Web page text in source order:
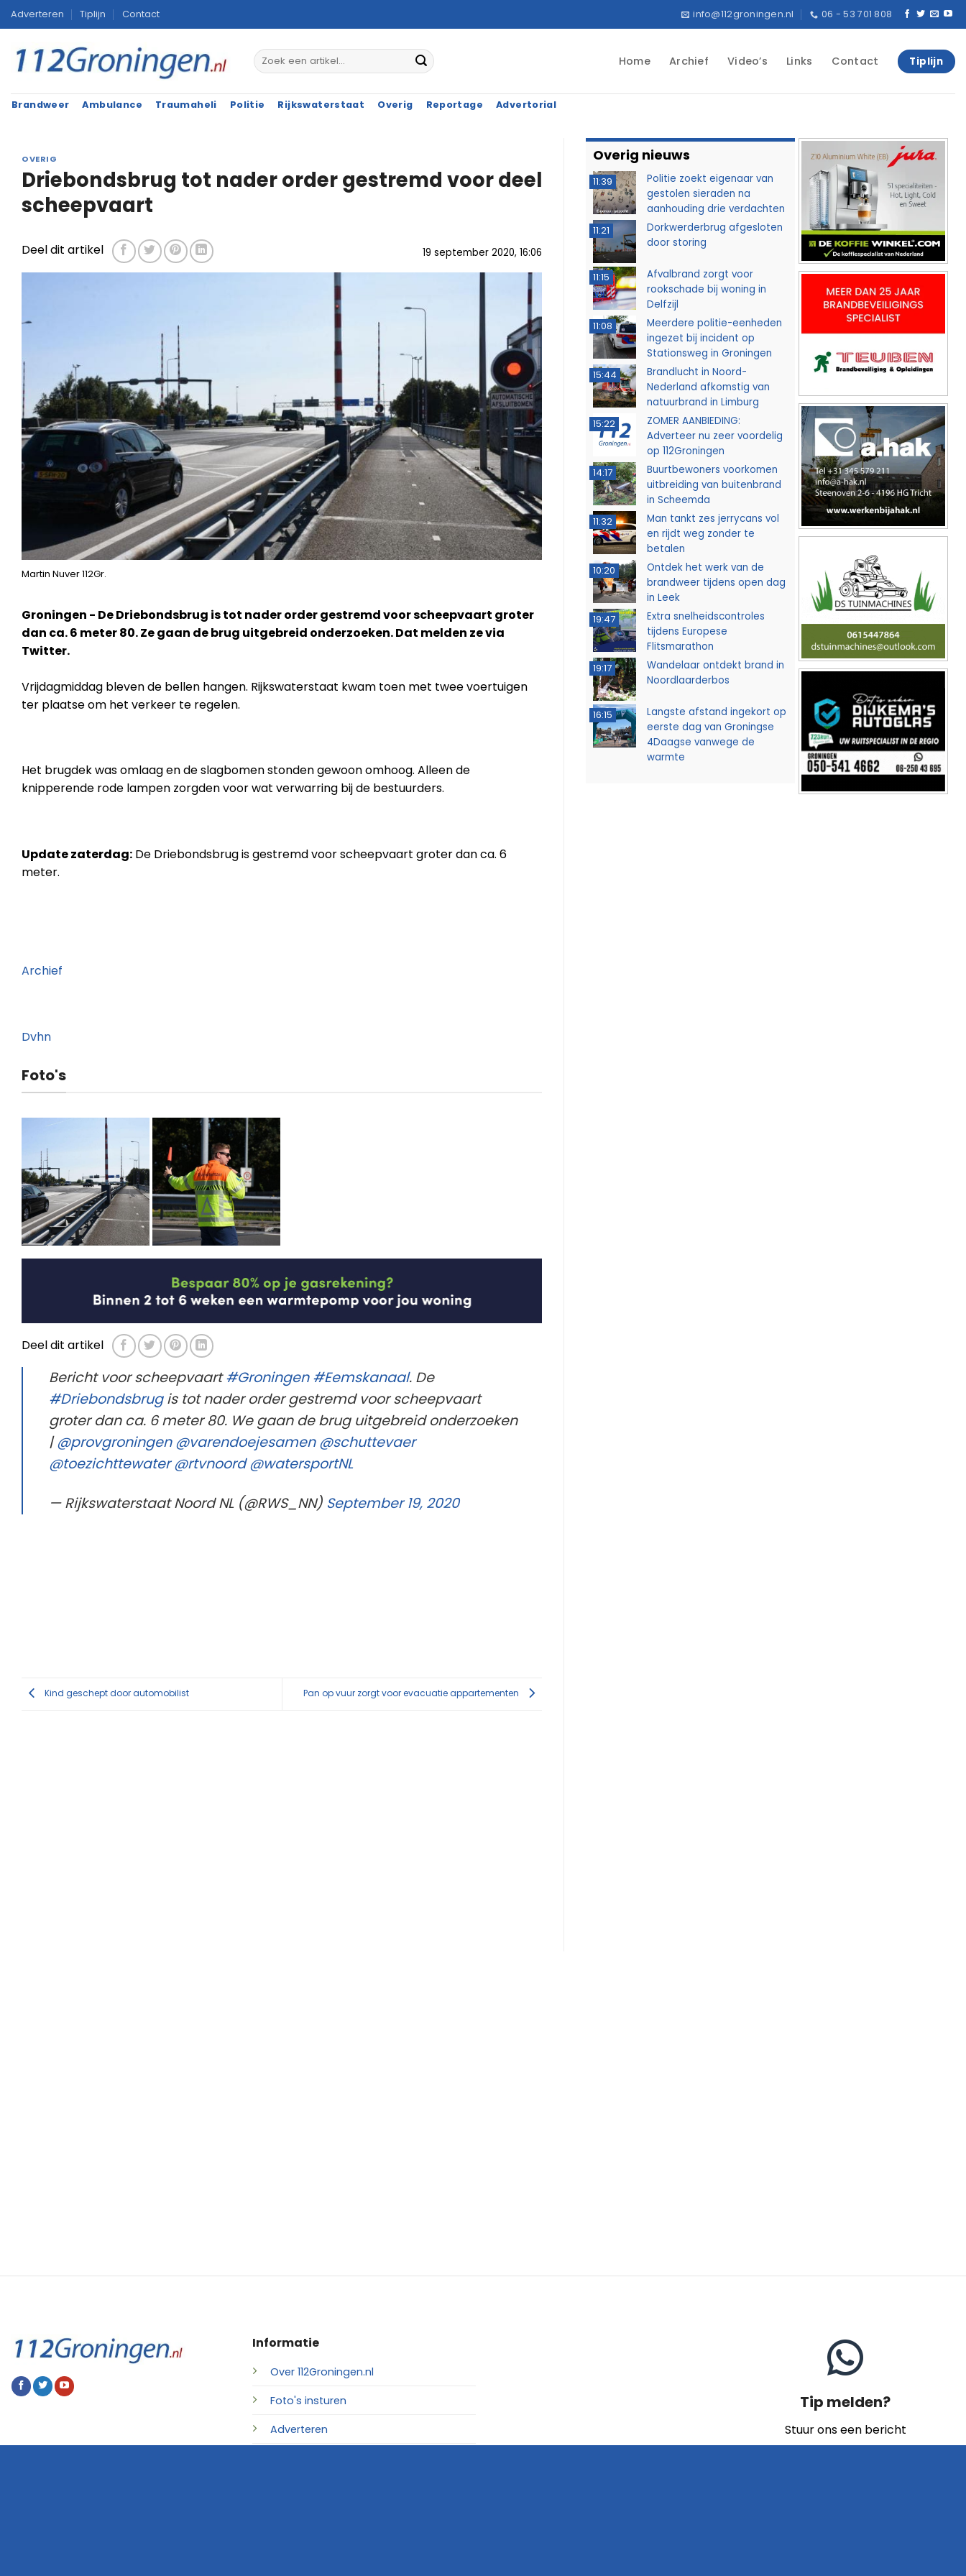
Ga
naar
inhoud
Adverteren Tiplijn Contact info@112groningen.nl 06 - 53 701 808
Home Archief Video’s Links Contact Tiplijn
Brandweer Ambulance Traumaheli Politie Rijkswaterstaat Overig Reportage Advertorial
OVERIG
Driebondsbrug tot nader order gestremd voor deel
scheepvaart
19 september 2020, 16:06
Deel dit artikel
Martin Nuver 112Gr.
Groningen - De Driebondsbrug is tot nader order gestremd voor scheepvaart groter
dan ca. 6 meter 80. Ze gaan de brug uitgebreid onderzoeken. Dat melden ze via
Twitter.
Vrijdagmiddag bleven de bellen hangen. Rijkswaterstaat kwam toen met twee voertuigen
ter plaatse om het verkeer te regelen.
Het brugdek was omlaag en de slagbomen stonden gewoon omhoog. Alleen de
knipperende rode lampen zorgden voor wat verwarring bij de bestuurders.
Update zaterdag: De Driebondsbrugis gestremd voor scheepvaart groter dan ca. 6
meter.
Archief
Dvhn
Foto's
Deel dit artikel
Bericht voor scheepvaart#Groningen #Eemskanaal. De
#Driebondsbrugis tot nader order gestremd voor scheepvaart
groter dan ca. 6 meter 80. We gaan de brug uitgebreid onderzoeken
|@provgroningen @varendoejesamen @schuttevaer
@toezichttewater @rtvnoord @watersportNL
— Rijkswaterstaat Noord NL (@RWS_NN) September 19, 2020
Kind geschept door automobilist Pan op vuur zorgt voor evacuatie appartementen
Overig nieuws
11:39
Politie zoekt eigenaar van
gestolen sieraden na
aanhouding drie verdachten
11:21
Dorkwerderbrug afgesloten
door storing
11:15
Afvalbrand zorgt voor
rookschade bij woning in
Delfzijl
11:08
Meerdere politie-eenheden
ingezet bij incident op
Stationsweg in Groningen
15:44
Brandlucht in Noord-
Nederland afkomstig van
natuurbrand in Limburg
15:22
ZOMER AANBIEDING:
Adverteer nu zeer voordelig
op 112Groningen
14:17
Buurtbewoners voorkomen
uitbreiding van buitenbrand
in Scheemda
11:32
Man tankt zes jerrycans vol
en rijdt weg zonder te
betalen
10:20
Ontdek het werk van de
brandweer tijdens open dag
in Leek
19:47
Extra snelheidscontroles
tijdens Europese
Flitsmarathon
19:17
Wandelaar ontdekt brand in
Noordlaarderbos
16:15
Langste afstand ingekort op
eerste dag van Groningse
4Daagse vanwege de
warmte
Informatie
Over 112Groningen.nl
Foto's insturen
Adverteren
Tip melden?
Stuur ons een bericht